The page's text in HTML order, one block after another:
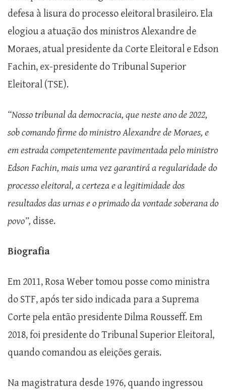
defesa à lisura do processo eleitoral brasileiro. Ela
elogiou a atuação dos ministros Alexandre de
Moraes, atual presidente da Corte Eleitoral e Edson
Fachin, ex-presidente do Tribunal Superior
Eleitoral (TSE).
“Nosso tribunal da democracia, que neste ano de 2022,
sob comando firme do ministro Alexandre de Moraes, e
em estrada competentemente pavimentada pelo ministro
Edson Fachin, mais uma vez garantirá a regularidade do
processo eleitoral, a certeza e a legitimidade dos
resultados das urnas e o primado da vontade soberana do
povo”, disse.
Biografia
Em 2011, Rosa Weber tomou posse como ministra
do STF, após ter sido indicada para a Suprema
Corte pela então presidente Dilma Rousseff. Em
2018, foi presidente do Tribunal Superior Eleitoral,
quando comandou as eleições gerais.
Na magistratura desde 1976, quando ingressou